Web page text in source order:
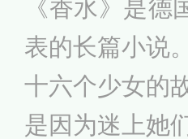
剧。讲述了
阿勒颇为法国
故事···
《香水》是
表的长篇小说
十六个少女的
是因为迷上她